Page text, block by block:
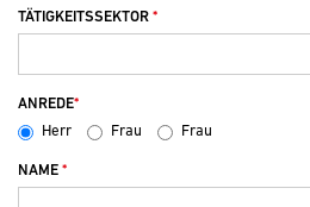
TÄTIGKEITSSEKTOR
ANREDE
Herr
Frau Frau
NAME